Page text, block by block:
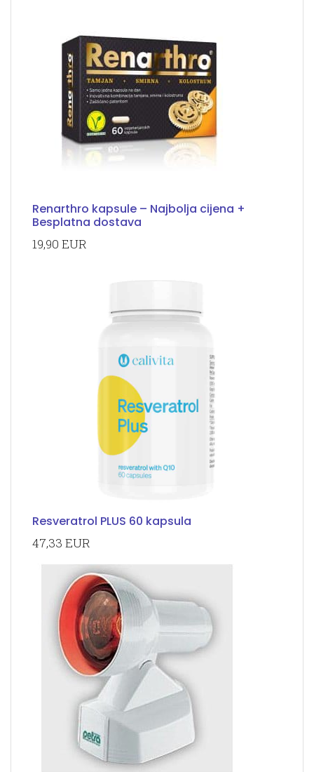
Renarthro kapsule – Najbolja cijena +
Besplatna dostava
19,90 EUR
Resveratrol PLUS 60 kapsula
47,33 EUR